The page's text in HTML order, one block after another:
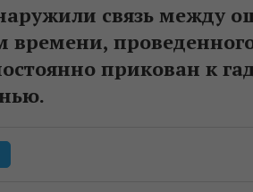
связь между
времени,
прикован к